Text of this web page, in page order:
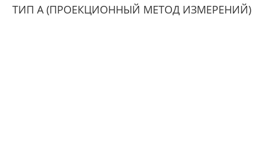
ТИП А (ПРОЕКЦИОННЫЙ МЕТОД ИЗМЕРЕНИЙ)